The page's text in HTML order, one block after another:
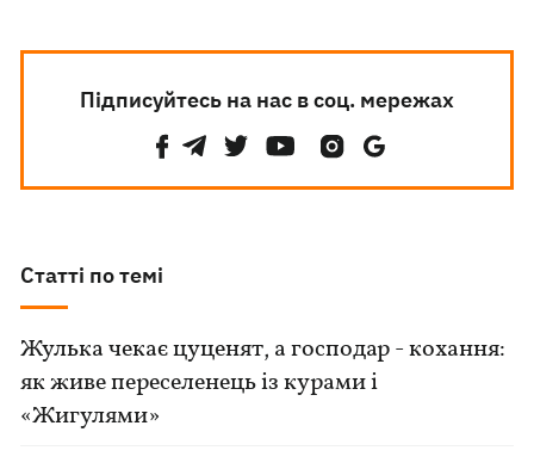
Підписуйтесь на нас в соц. мережах
Статті по темі
Жулька чекає цуценят, а господар - кохання:
як живе переселенець із курами і
«Жигулями»